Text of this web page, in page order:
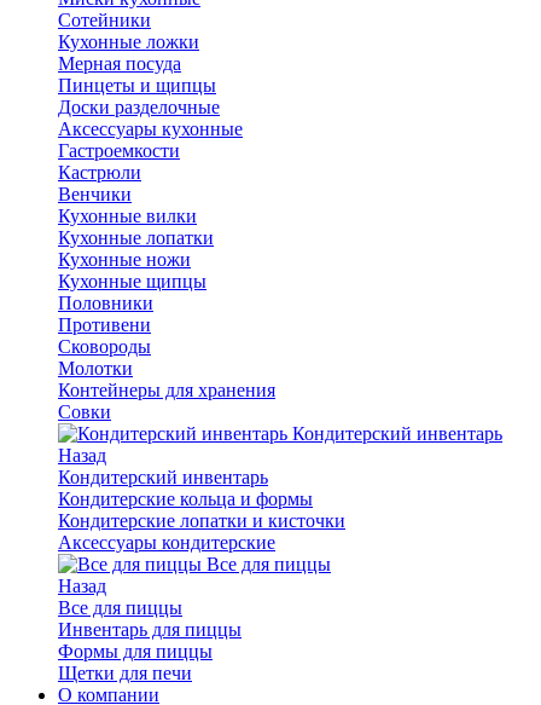
Сотейники
Кухонные ложки
Мерная посуда
Пинцеты и щипцы
Доски разделочные
Аксессуары кухонные
Гастроемкости
Кастрюли
Венчики
Кухонные вилки
Кухонные лопатки
Кухонные ножи
Кухонные щипцы
Половники
Противени
Сковороды
Молотки
Контейнеры для хранения
Совки
Кондитерский инвентарь
Назад
Кондитерский инвентарь
Кондитерские кольца и формы
Кондитерские лопатки и кисточки
Аксессуары кондитерские
Все для пиццы
Назад
Все для пиццы
Инвентарь для пиццы
Формы для пиццы
Щетки для печи
О компании